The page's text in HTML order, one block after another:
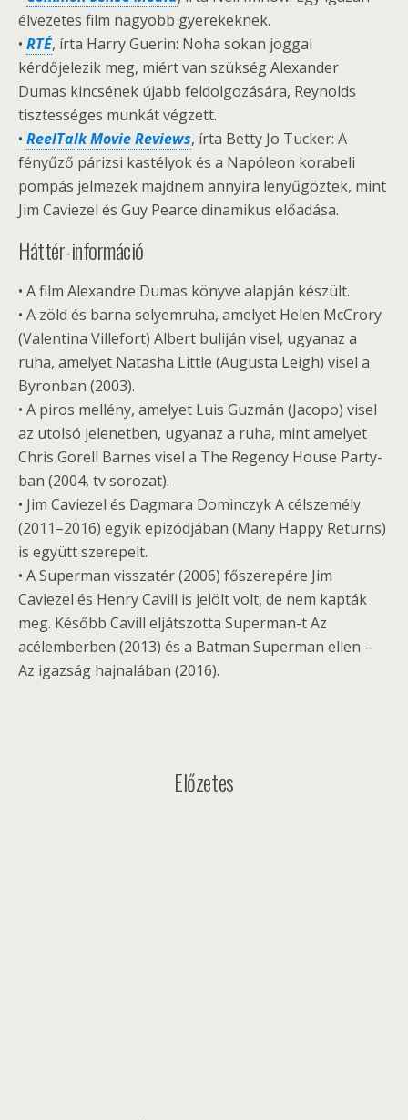
élvezetes film nagyobb gyerekeknek.
• RTÉ, írta Harry Guerin: Noha sokan joggal
kérdőjelezik meg, miért van szükség Alexander
Dumas kincsének újabb feldolgozására, Reynolds
tisztességes munkát végzett.
• ReelTalk Movie Reviews, írta Betty Jo Tucker: A
fényűző párizsi kastélyok és a Napóleon korabeli
pompás jelmezek majdnem annyira lenyűgöztek, mint
Jim Caviezel és Guy Pearce dinamikus előadása.
Háttér-információ
• A film Alexandre Dumas könyve alapján készült.
• A zöld és barna selyemruha, amelyet Helen McCrory
(Valentina Villefort) Albert buliján visel, ugyanaz a
ruha, amelyet Natasha Little (Augusta Leigh) visel a
Byronban (2003).
• A piros mellény, amelyet Luis Guzmán (Jacopo) visel
az utolsó jelenetben, ugyanaz a ruha, mint amelyet
Chris Gorell Barnes visel a The Regency House Party-
ban (2004, tv sorozat).
• Jim Caviezel és Dagmara Dominczyk A célszemély
(2011–2016) egyik epizódjában (Many Happy Returns)
is együtt szerepelt.
• A Superman visszatér (2006) főszerepére Jim
Caviezel és Henry Cavill is jelölt volt, de nem kapták
meg. Később Cavill eljátszotta Superman-t Az
acélemberben (2013) és a Batman Superman ellen –
Az igazság hajnalában (2016).
Előzetes